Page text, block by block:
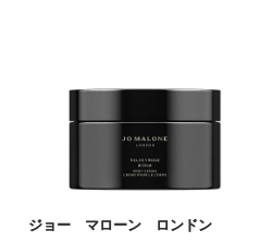
ジョー マローン ロンドン